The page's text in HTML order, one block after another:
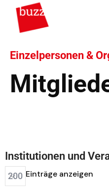
Einzelpersonen &
Institutionen und
Einträge anzeigen